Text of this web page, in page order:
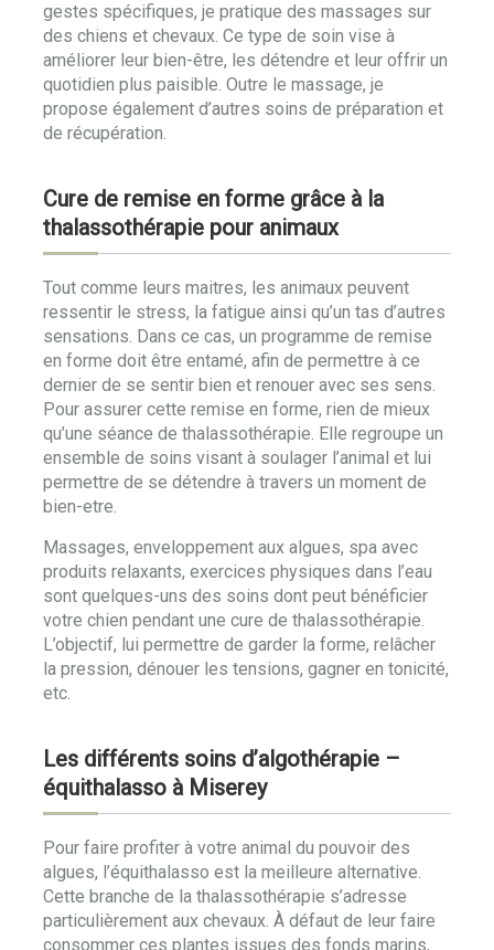
gestes spécifiques, je pratique des massages sur
des chiens et chevaux. Ce type de soin vise à
améliorer leur bien-être, les détendre et leur offrir un
quotidien plus paisible. Outre le massage, je
propose également d’autres soins de préparation et
de récupération.
Cure de remise en forme grâce à la
thalassothérapie pour animaux
Tout comme leurs maitres, les animaux peuvent
ressentir le stress, la fatigue ainsi qu’un tas d’autres
sensations. Dans ce cas, un programme de remise
en forme doit être entamé, afin de permettre à ce
dernier de se sentir bien et renouer avec ses sens.
Pour assurer cette remise en forme, rien de mieux
qu’une séance de thalassothérapie. Elle regroupe un
ensemble de soins visant à soulager l’animal et lui
permettre de se détendre à travers un moment de
bien-etre.
Massages, enveloppement aux algues, spa avec
produits relaxants, exercices physiques dans l’eau
sont quelques-uns des soins dont peut bénéficier
votre chien pendant une cure de thalassothérapie.
L’objectif, lui permettre de garder la forme, relâcher
la pression, dénouer les tensions, gagner en tonicité,
etc.
Les différents soins d’algothérapie –
équithalasso à Miserey
Pour faire profiter à votre animal du pouvoir des
algues, l’équithalasso est la meilleure alternative.
Cette branche de la thalassothérapie s’adresse
particulièrement aux chevaux. À défaut de leur faire
consommer ces plantes issues des fonds marins,